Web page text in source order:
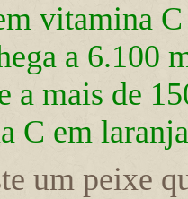
vitamina
a 6.100
a mais de
C em
um peixe